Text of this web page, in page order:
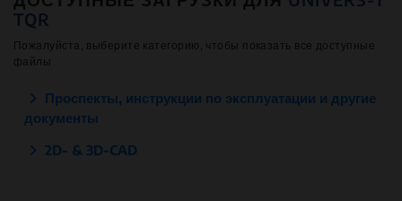
TQR
Пожалуйста, выберите категорию, чтобы показать все доступные
файлы
Проспекты, инструкции по эксплуатации и другие
документы
2D- & 3D-CAD